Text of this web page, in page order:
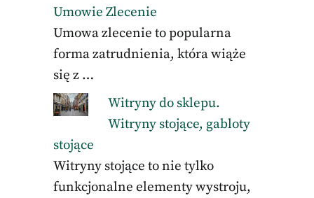
Umowie Zlecenie
Umowa zlecenie to popularna
forma zatrudnienia, która wiąże
się z …
Witryny do sklepu.
Witryny stojące, gabloty
stojące
Witryny stojące to nie tylko
funkcjonalne elementy wystroju,